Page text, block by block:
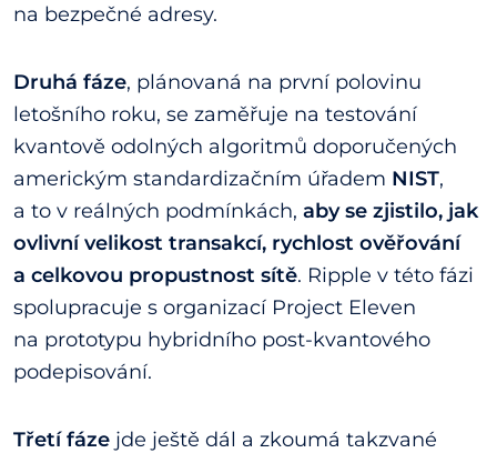
na bezpečné adresy.
Druhá fáze, plánovaná na první polovinu
letošního roku, se zaměřuje na testování
kvantově odolných algoritmů doporučených
americkým standardizačním úřadem NIST,
a to v reálných podmínkách, aby se zjistilo, jak
ovlivní velikost transakcí, rychlost ověřování
a celkovou propustnost sítě. Ripple v této fázi
spolupracuje s organizací Project Eleven
na prototypu hybridního post-kvantového
podepisování.
Třetí fáze jde ještě dál a zkoumá takzvané